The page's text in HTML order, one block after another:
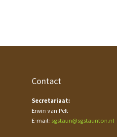
Contact
Secretariaat:
Erwin van Pelt
E-mail: sgstaun@sgstaunton.nl